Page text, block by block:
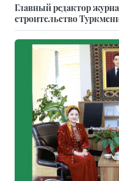
Главный редактор
строительство